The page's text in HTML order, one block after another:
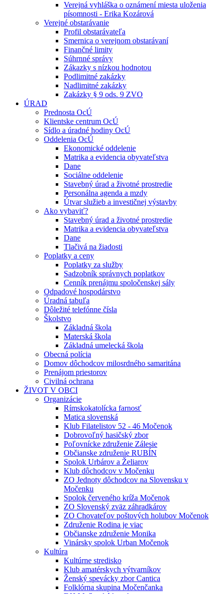
Verejná vyhláška o oznámení miesta uloženia
písomnosti - Erika Kozárová
Verejné obstarávanie
Profil obstarávateľa
Smernica o verejnom obstarávaní
Finančné limity
Súhrnné správy
Zákazky s nízkou hodnotou
Podlimitné zakázky
Nadlimitné zakázky
Zakázky § 9 ods. 9 ZVO
ÚRAD
Prednosta OcÚ
Klientske centrum OcÚ
Sídlo a úradné hodiny OcÚ
Oddelenia OcÚ
Ekonomické oddelenie
Matrika a evidencia obyvateľstva
Dane
Sociálne oddelenie
Stavebný úrad a životné prostredie
Personálna agenda a mzdy
Útvar služieb a investičnej výstavby
Ako vybaviť?
Stavebný úrad a životné prostredie
Matrika a evidencia obyvateľstva
Dane
Tlačivá na žiadosti
Poplatky a ceny
Poplatky za služby
Sadzobník správnych poplatkov
Cenník prenájmu spoločenskej sály
Odpadové hospodárstvo
Úradná tabuľa
Dôležité telefónne čísla
Školstvo
Základná škola
Materská škola
Základná umelecká škola
Obecná polícia
Domov dôchodcov milosrdného samaritána
Prenájom priestorov
Civilná ochrana
ŽIVOT V OBCI
Organizácie
Rímskokatolícka farnosť
Matica slovenská
Klub Filatelistov 52 - 46 Močenok
Dobrovoľný hasičský zbor
Poľovnícke združenie Zálesie
Občianske združenie RUBÍN
Spolok Urbárov a Želiarov
Klub dôchodcov v Močenku
ZO Jednoty dôchodcov na Slovensku v
Močenku
Spolok červeného kríža Močenok
ZO Slovenský zväz záhradkárov
ZO Chovateľov poštových holubov Močenok
Združenie Rodina je viac
Občianske združenie Monika
Vinársky spolok Urban Močenok
Kultúra
Kultúrne stredisko
Klub amatérskych výtvarníkov
Ženský spevácky zbor Cantica
Folklórna skupina Močenčanka